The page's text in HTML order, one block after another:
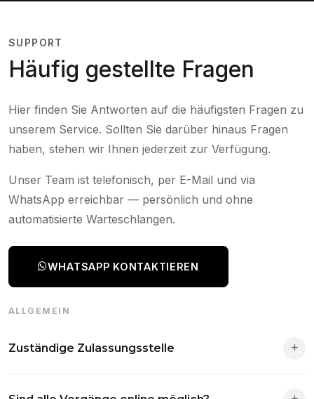
SUPPORT
Häufig gestellte Fragen
Hier finden Sie Antworten auf die häufigsten Fragen zu
unserem Service. Sollten Sie darüber hinaus Fragen
haben, stehen wir Ihnen jederzeit zur Verfügung.
Unser Team ist telefonisch, per E-Mail und via
WhatsApp erreichbar — persönlich und ohne
automatisierte Warteschlangen.
WHATSAPP KONTAKTIEREN
ALLGEMEIN
Zuständige Zulassungsstelle